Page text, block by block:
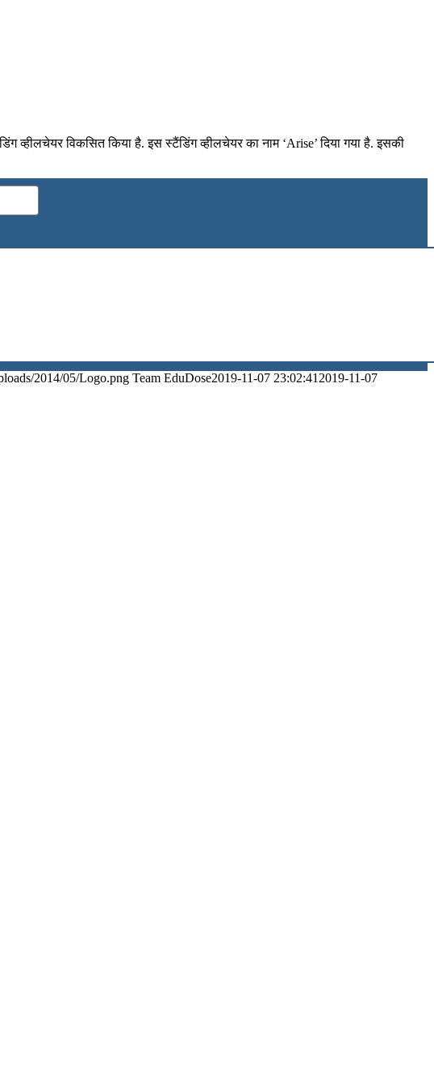
विकसित किया है. इस स्टैंडिंग व्हीलचेयर का नाम ‘Arise’ दिया गया है. इसकी
2014/05/Logo.png Team EduDose2019-11-07 23:02:41 2019-11-07